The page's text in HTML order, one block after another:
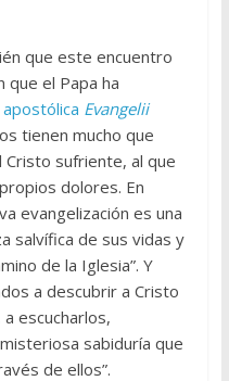
que este encuentro
que el Papa ha
Evangelii
tienen mucho que
Cristo sufriente, al que
dolores. En
evangelización es una
salvífica de sus vidas y
de la Iglesia”. Y
a descubrir a Cristo
escucharlos,
sabiduría que
de ellos”.